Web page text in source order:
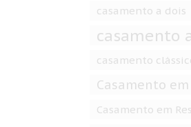
casamento a dois
casamento
casamento
Casamento
Casamento em